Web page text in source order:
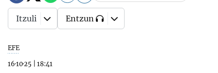
EFE
16·10·25
18:41
Itzuli Entzun